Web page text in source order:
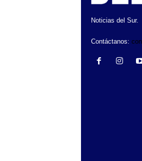
Noticias del Sur.
Contáctanos: